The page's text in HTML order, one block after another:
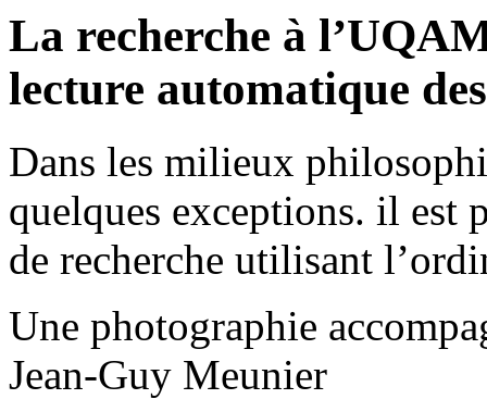
La recherche à
lecture automatique
Dans les milieux
quelques exceptions. il est
de recherche utilisant
Une photographie
Jean-Guy Meunier